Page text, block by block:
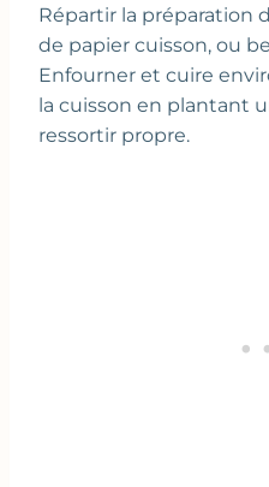
Répartir la préparation
de papier cuisson, ou
Enfourner et cuire
la cuisson en plantant
ressortir propre.